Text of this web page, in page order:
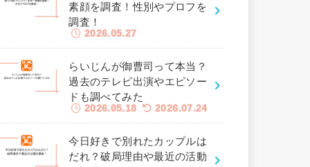
素顔を調査！性別やプロフを
調査！
2026.05.27
らいじんが御曹司って本当？
過去のテレビ出演やエピソー
ドも調べてみた
2026.05.18 2026.07.24
今日好きで別れたカップルは
だれ？破局理由や最近の活動